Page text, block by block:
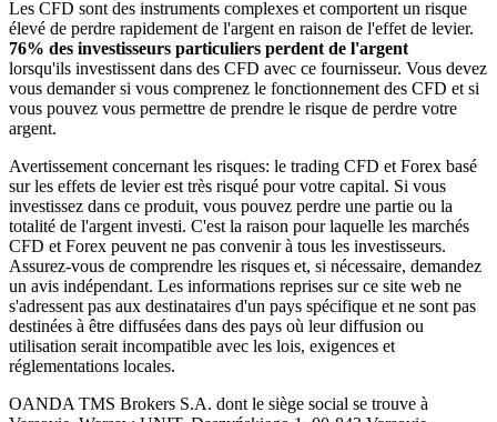
Les CFD sont des instruments complexes et comportent un risque
élevé de perdre rapidement de l'argent en raison de l'effet de levier.
76% des investisseurs particuliers perdent de l'argent
lorsqu'ils investissent dans des CFD avec ce fournisseur. Vous devez
vous demander si vous comprenez le fonctionnement des CFD et si
vous pouvez vous permettre de prendre le risque de perdre votre
argent.
Avertissement concernant les risques: le trading CFD et Forex basé
sur les effets de levier est très risqué pour votre capital. Si vous
investissez dans ce produit, vous pouvez perdre une partie ou la
totalité de l'argent investi. C'est la raison pour laquelle les marchés
CFD et Forex peuvent ne pas convenir à tous les investisseurs.
Assurez-vous de comprendre les risques et, si nécessaire, demandez
un avis indépendant. Les informations reprises sur ce site web ne
s'adressent pas aux destinataires d'un pays spécifique et ne sont pas
destinées à être diffusées dans des pays où leur diffusion ou
utilisation serait incompatible avec les lois, exigences et
réglementations locales.
OANDA TMS Brokers S.A. dont le siège social se trouve à